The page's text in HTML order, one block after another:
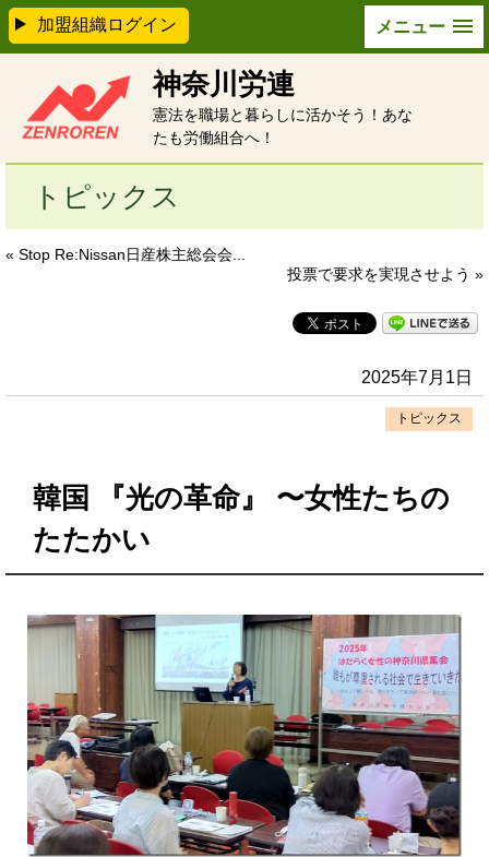
メニュー
神奈川労連
憲法を職場と暮らしに活かそう！あな
たも労働組合へ！
加盟組織ログイン
トピックス
« Stop Re:Nissan日産株主総会会...
投票で要求を実現させよう »
2025年7月1日
トピックス
韓国 『光の革命』 〜女性たちの
たたかい